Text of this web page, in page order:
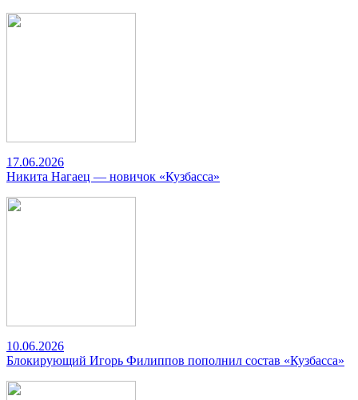
17.06.2026
Никита Нагаец — новичок «Кузбасса»
10.06.2026
Блокирующий Игорь Филиппов пополнил состав «Кузбасса»